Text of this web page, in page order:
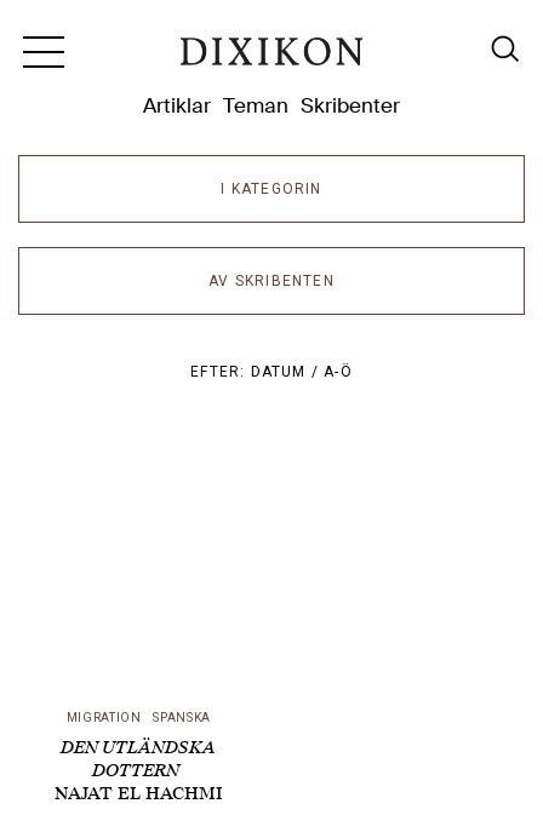
Artiklar Teman Skribenter
I KATEGORIN
AV SKRIBENTEN
EFTER: DATUM /A-Ö
MIGRATION SPANSKA
DEN UTLÄNDSKA
DOTTERN
NAJAT EL HACHMI